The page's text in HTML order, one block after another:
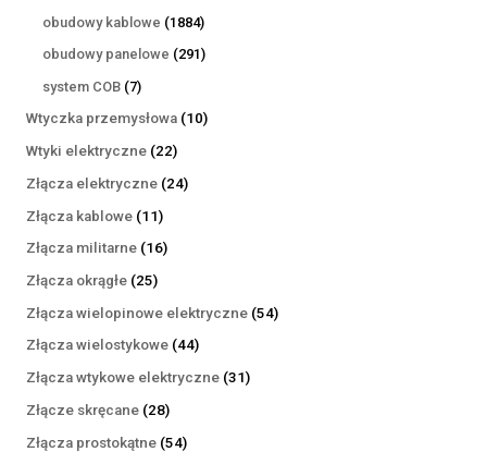
obudowy kablowe 18841884
produkty
obudowy panelowe 291291
system COB 77
produktów
Wtyczka przemysłowa 1010
Wtyki elektryczne 2222
produkty
Złącza elektryczne 2424
Złącza kablowe 1111
produktów
Złącza militarne 1616
Złącza okrągłe 2525
produktów
Złącza wielopinowe elektryczne 5454
Złącza wielostykowe 4444
produkty
Złącza wtykowe elektryczne 3131
Złącze skręcane 2828
produktów
Złącza prostokątne 5454